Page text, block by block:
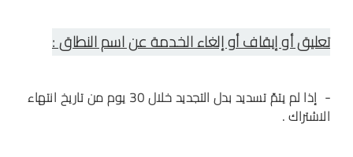
تعليق أو إيقاف أو إلغاء الخدمة عن اسم النطاق :
- إذا لم يتمّ تسديد بدل التجديد خلال 30 يوم من تاريخ انتهاء
الاشتراك .